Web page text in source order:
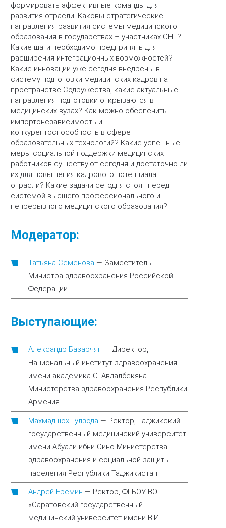
формировать эффективные команды для
развития отрасли. Каковы стратегические
направления развития системы медицинского
образования в государствах – участниках СНГ?
Какие шаги необходимо предпринять для
расширения интеграционных возможностей?
Какие инновации уже сегодня внедрены в
систему подготовки медицинских кадров на
пространстве Содружества, какие актуальные
направления подготовки открываются в
медицинских вузах? Как можно обеспечить
импортонезависимость и
конкурентоспособность в сфере
образовательных технологий? Какие успешные
меры социальной поддержки медицинских
работников существуют сегодня и достаточно ли
их для повышения кадрового потенциала
отрасли? Какие задачи сегодня стоят перед
системой высшего профессионального и
непрерывного медицинского образования?
Модератор:
Татьяна Семенова — Заместитель
Министра здравоохранения Российской
Федерации
Выступающие:
Александр Базарчян — Директор,
Национальный институт здравоохранения
имени академика С. Авдалбекяна
Министерства здравоохранения Республики
Армения
Махмадшох Гулзода — Ректор, Таджикский
государственный медицинский университет
имени Абуали ибни Сино Министерства
здравоохранения и социальной защиты
населения Республики Таджикистан
Андрей Еремин — Ректор, ФГБОУ ВО
«Саратовский государственный
медицинский университет имени В.И.